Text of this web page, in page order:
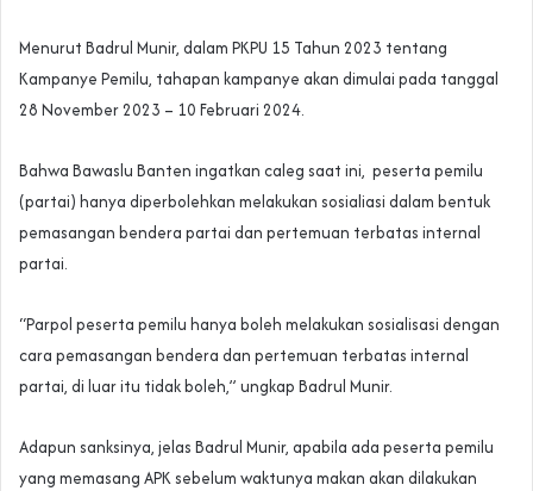
Menurut Badrul Munir, dalam PKPU 15 Tahun 2023 tentang
Kampanye Pemilu, tahapan kampanye akan dimulai pada tanggal
28 November 2023 – 10 Februari 2024.
Bahwa Bawaslu Banten ingatkan caleg saat ini, peserta pemilu
(partai) hanya diperbolehkan melakukan sosialiasi dalam bentuk
pemasangan bendera partai dan pertemuan terbatas internal
partai.
“Parpol peserta pemilu hanya boleh melakukan sosialisasi dengan
cara pemasangan bendera dan pertemuan terbatas internal
partai, di luar itu tidak boleh,” ungkap Badrul Munir.
Adapun sanksinya, jelas Badrul Munir, apabila ada peserta pemilu
yang memasang APK sebelum waktunya makan akan dilakukan